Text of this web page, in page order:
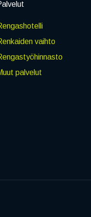
vaihto
palvelut